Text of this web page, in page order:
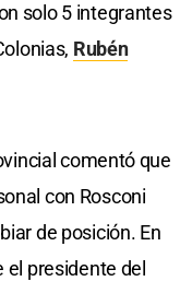
solo 5 integrantes
Rubén
comentó que
con Rosconi
de posición. En
presidente del